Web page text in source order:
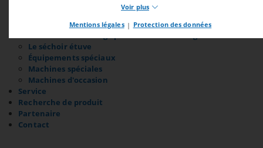
Container de séchage Air Classic
Container de séchage Air Classic avec pompe à chaleur
Le séchoir étuve
Équipements spéciaux
Machines spéciales
Machines d'occasion
Service
Recherche de produit
Partenaire
Contact
Voir plus
Les cookies nécessaires mettent à disposition les fonctions de
base de notre site web. Sans ces cookies, vous ne pouvez par
exemple pas utiliser les fonctions de la boutique ou les
connexions. Le site web ne fonctionnera donc pas correctement
sans ces cookies.
PHPSESSID Cookie
Name:
Mentions légales | Protection des données